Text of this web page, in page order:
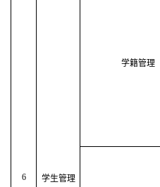
6 学生管理
学籍管理